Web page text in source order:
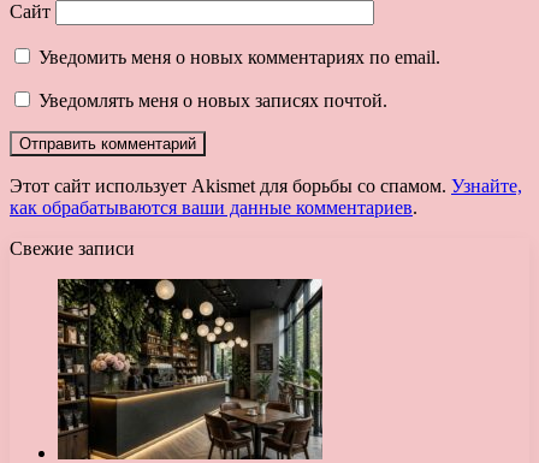
Сайт
Уведомить меня о новых комментариях по email.
Уведомлять меня о новых записях почтой.
Этот сайт использует Akismet для борьбы со спамом. Узнайте,
как обрабатываются ваши данные комментариев.
Свежие записи